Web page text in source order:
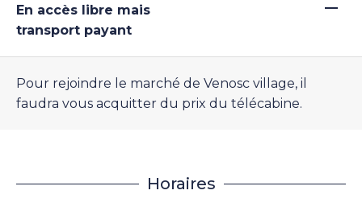
En accès libre mais
transport payant
—
Pour rejoindre le marché de Venosc village, il
faudra vous acquitter du prix du télécabine.
Horaires